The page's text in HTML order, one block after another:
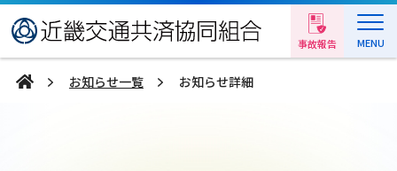
事故報告 MENU
お知らせ一覧 お知らせ詳細